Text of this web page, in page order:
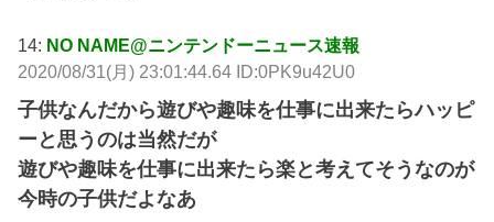
14: NO NAME@ニンテンドーニュース速報
2020/08/31(月) 23:01:44.64 ID:0PK9u42U0
子供なんだから遊びや趣味を仕事に出来たらハッピ
ーと思うのは当然だが
遊びや趣味を仕事に出来たら楽と考えてそうなのが
今時の子供だよなあ